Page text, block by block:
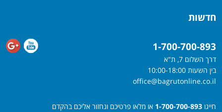
חדשות
1-700-700-893
דרך השלום 7, ת"א
בין השעות 10:00-18:00
office@bagrutonline.co.il
חייגו 1-700-700-893 או מלאו פרטיכם ונחזור אליכם בהקדם